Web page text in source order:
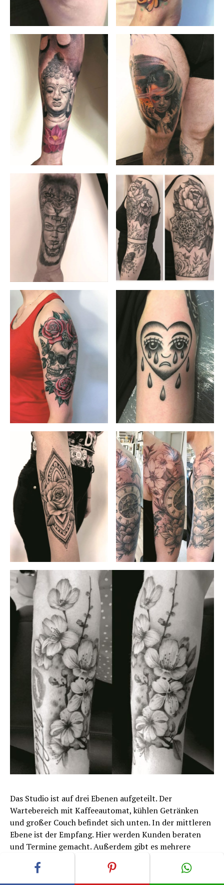
Das Studio ist auf drei Ebenen aufgeteilt. Der
Wartebereich mit Kaffeeautomat, kühlen Getränken
und großer Couch befindet sich unten. In der mittleren
Ebene ist der Empfang. Hier werden Kunden beraten
und Termine gemacht. Außerdem gibt es mehrere
Piercingschmuck. Über die Wendeltreppe kommt man
zu den Arbeitsplätzen, dem Piercing­raum, den zwei